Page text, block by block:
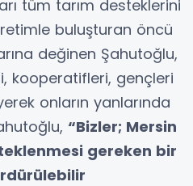
tüm tarım desteklerini
buluşturan öncü
değinen Şahutoğlu,
kooperatifleri, gençleri
onların yanlarında
“Bizler; Mersin
gereken bir